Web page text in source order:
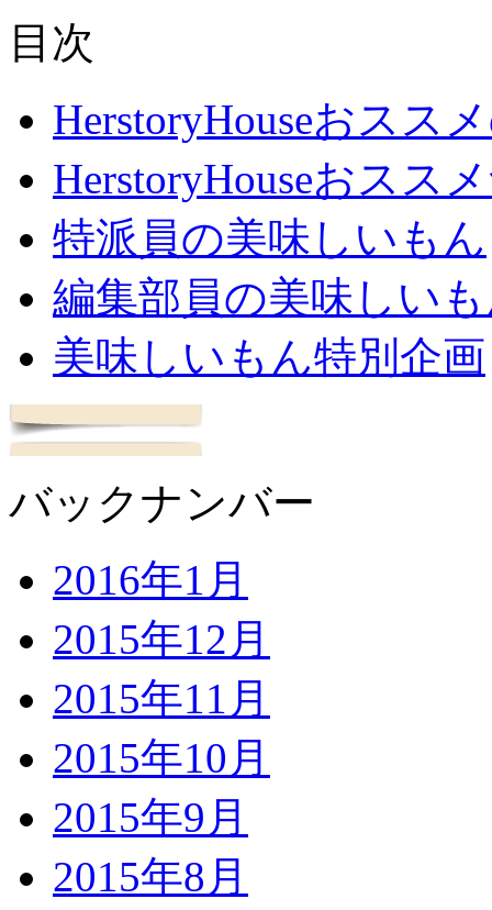
目次
HerstoryHouseおスス
HerstoryHouseおスス
特派員の美味しいもん
編集部員の美味しい
美味しいもん特別企画
バックナンバー
2016年1月
2015年12月
2015年11月
2015年10月
2015年9月
2015年8月